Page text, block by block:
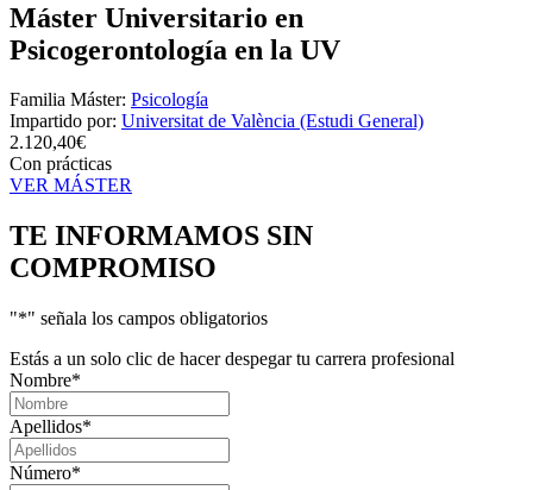
Máster Universitario en
Psicogerontología en la UV
Familia Máster: Psicología
Impartido por: Universitat de València (Estudi General)
2.120,40€
Con prácticas
VER MÁSTER
TE INFORMAMOS SIN
COMPROMISO
"*" señala los campos obligatorios
Estás a un solo clic de hacer despegar tu carrera profesional
Nombre*
Apellidos*
Número*